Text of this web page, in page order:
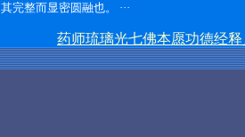
其完整而显密圆融也。 ···
药师琉璃光七佛本愿功德经释